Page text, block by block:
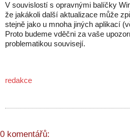
V souvislostí s opravnými balíčky
že jakákoli další aktualizace může
stejně jako u mnoha jiných aplikací
Proto budeme vděčni za vaše
problematikou souvisejí.
redakce
0 komentářů: